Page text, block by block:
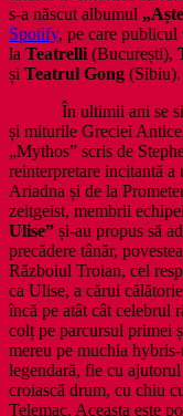
s-a născut albumul
Spotify, pe care publicul
la Teatrelli (București),
și Teatrul Gong (Sibiu).
În ultimii ani se
și miturile Greciei
„Mythos” scris de
reinterpretare incitantă
Ariadna și de la
zeitgeist, membrii
Ulise” și-au propus să
precădere tânăr,
Războiul Troian, cel
ca Ulise, a cărui
încă pe atât cât celebrul
colț pe parcursul primei
mereu pe muchia
legendară, fie cu
croiască drum, cu chiu
Telemac. Aceasta este